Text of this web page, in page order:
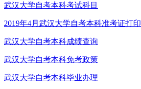
武汉大学自考本科考试科目
2019年4月武汉大学自考本科准考证打印
武汉大学自考本科成绩查询
武汉大学自考本科免考政策
武汉大学自考本科毕业办理